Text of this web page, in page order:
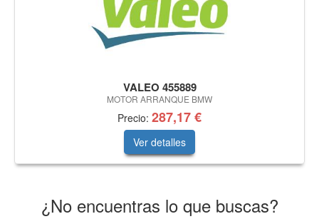
VALEO 455889
MOTOR ARRANQUE BMW
Precio: 287,17 €
Ver detalles
¿No encuentras lo que buscas?